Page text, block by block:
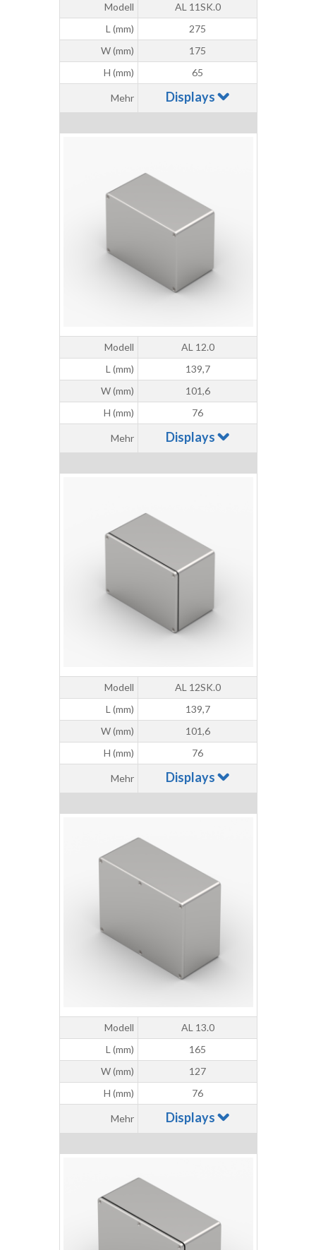
Modell
AL 11SK.0
L (mm)
275
W (mm)
175
H (mm)
65
Mehr Displays
Modell
AL 12.0
L (mm)
139,7
W (mm)
101,6
H (mm)
76
Mehr Displays
Modell
AL 12SK.0
L (mm)
139,7
W (mm)
101,6
H (mm)
76
Mehr Displays
Modell
AL 13.0
L (mm)
165
W (mm)
127
H (mm)
76
Mehr Displays